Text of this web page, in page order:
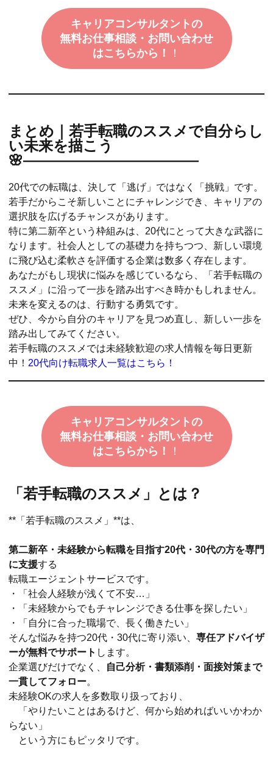
キャリアコンサルタントの
無料お仕事相談・お問い合わせ
はこちらから！
！
まとめ｜若手転職のススメで自分らし
い未来を描こう
🌸――――――――――――
20代での転職は、決して「逃げ」ではなく「挑戦」です。
若手だからこそ新しいことにチャレンジでき、キャリアの
選択肢を広げるチャンスがあります。
特に第二新卒という枠組みは、20代にとって大きな武器に
なります。社会人としての基礎力を持ちつつ、新しい環境
に飛び込む柔軟さを評価する企業は数多く存在します。
あなたがもし現状に悩みを感じているなら、「若手転職の
ススメ」に沿って一歩を踏み出すべき時かもしれません。
未来を変えるのは、行動する勇気です。
ぜひ、今から自分のキャリアを見つめ直し、新しい一歩を
踏み出してみてください。
若手転職のススメでは未経験歓迎の求人情報を毎日更新
中！ 20代向け転職求人一覧はこちら！
キャリアコンサルタントの
無料お仕事相談・お問い合わせ
はこちらから！
！
「若手転職のススメ」とは？
**「若手転職のススメ」**は、
第二新卒・未経験から転職を目指す20代・30代の方を専門
に支援する
転職エージェントサービスです。
・「社会人経験が浅くて不安…」
・「未経験からでもチャレンジできる仕事を探したい」
・「自分に合った職場で、長く働きたい」
そんな悩みを持つ20代・30代に寄り添い、 専任アドバイザ
ーが無料でサポート します。
企業選びだけでなく、
自己分析・書類添削・面接対策まで
一貫してフォロー。
未経験OKの求人を多数取り扱っており、
「やりたいことはあるけど、何から始めればいいかわか
らない」
という方にもピッタリです。